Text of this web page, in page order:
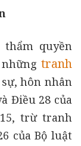
thẩm quyền
tranh
hôn nhân
Điều 28 của
trừ tranh
của Bộ luật